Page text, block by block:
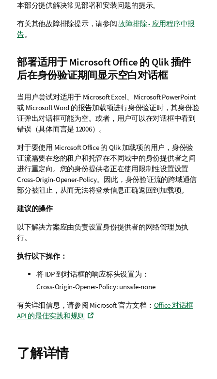
本部分提供解决常见部署和安装问题的提示。
有关其他故障排除提示，请参阅故障排除 - 应用程序中报
告。
部署适用于Microsoft Office的 Qlik插件
后在身份验证期间显示空白对话框
当用户尝试对适用于 Microsoft Excel、 Microsoft PowerPoint
或 Microsoft Word 的报告加载项进行身份验证时，其身份验
证弹出对话框可能为空。或者，用户可以在对话框中看到
错误（具体而言是 12006）。
对于要使用 Microsoft Office的 Qlik加载项的用户，身份验
证流需要在您的租户和托管在不同域中的身份提供者之间
进行重定向。您的身份提供者正在使用限制性设置设置
Cross-Origin-Opener-Policy。因此，身份验证流的跨域通信
部分被阻止，从而无法将登录信息正确返回到加载项。
建议的操作
以下解决方案应由负责设置身份提供者的网络管理员执
行。
执行以下操作：
将 IDP 到对话框的响应标头设置为：
Cross-Origin-Opener-Policy: unsafe-none
有关详细信息，请参阅 Microsoft 官方文档： Office 对话框
API 的最佳实践和规则
了解详情